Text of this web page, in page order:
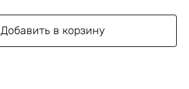
Добавить в корзину